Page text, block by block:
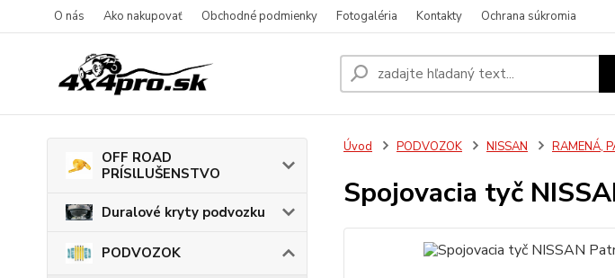
O nás Ako nakupovať Obchodné podmienky Fotogaléria Kontakty Ochrana súkromia
OFF ROAD
PRÍSlLUŠENSTVO
Duralové kryty podvozku
PODVOZOK
Úvod PODVOZOK NISSAN RAMENÁ,
Spojovacia tyč